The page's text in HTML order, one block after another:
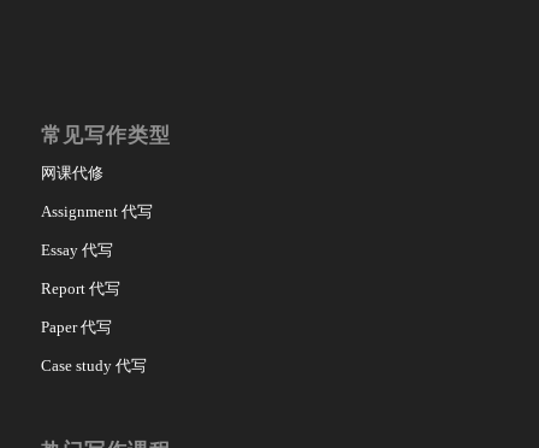
常见写作类型
网课代修
Assignment 代写
Essay 代写
Report 代写
Paper 代写
Case study 代写